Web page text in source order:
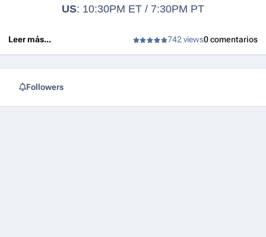
US: 10:30PM ET / 7:30PM PT
Leer más... 742 views0 comentarios
Followers